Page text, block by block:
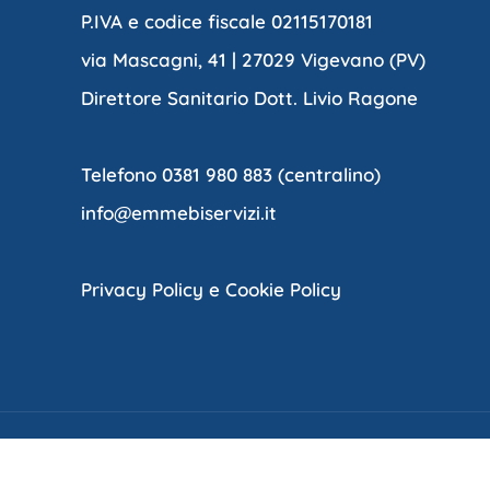
P.IVA e codice fiscale 02115170181
via Mascagni, 41 | 27029 Vigevano (PV)
Direttore Sanitario Dott. Livio Ragone
Telefono 0381 980 883 (centralino)
info@emmebiservizi.it
Privacy Policy e Cookie Policy